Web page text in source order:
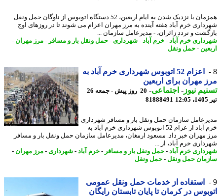
همزمان با نزدیک شدن به ایام اربعین، 52 دستگاه اتوبوس از ناوگان حمل ونقل
خرم آباد هفته آینده به مرز مهران اعزام می شوند تا در روزهای اوج
و تردد زائران، - مدیرعامل سازمان ...
خرم آباد- خرم آباد- شهرداری- حمل ونقل بار و مسافر-مرز مهران-
-حمل ونقل
اعزام 52 اتوبوس شهرداری خرم آباد به
مهران برای اربعین
نیوز-اجتماعی-
20 روز پیش - جمعه 26
81888491
سازمان حمل ونقل بار و مسافر شهرداری
خرم آباد از عزام 52 اتوبوس شهرداری خرم آباد به
مهران خبر داد. مسعود ارمغان، مدیرعامل سازمان حمل ونقل بار و مسافر
خرم آباد، از ...
خرم آباد- حمل ونقل بار و مسافر-خرم آباد- شهرداری- مرز مهران-
حمل ونقل-حمل ونقل
استفاده از خدمات حمل ونقل عمومی
در کرمان تا پایان تابستان رایگان